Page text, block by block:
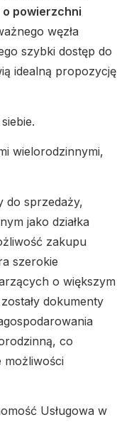
o powierzchni
węzła
szybki dostęp do
idealną propozycję
wielorodzinnymi,
do sprzedaży,
jako działka
zakupu
szerokie
o większym
dokumenty
co
możliwości
Usługowa w